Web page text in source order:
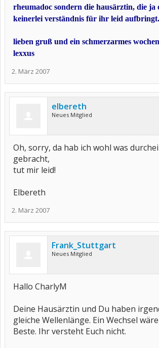
rheumadoc sondern die hausärztin, die ja
keinerlei verständnis für ihr leid aufbringt.
lieben gruß und ein schmerzarmes
lexxus
2. März 2007
elbereth
Neues Mitglied
Oh, sorry, da hab ich wohl was
gebracht,
tut mir leid!
Elbereth
2. März 2007
Frank_Stuttgart
Neues Mitglied
Hallo CharlyM
Deine Hausärztin und Du haben
gleiche Wellenlänge. Ein Wechsel
Beste. Ihr versteht Euch nicht.